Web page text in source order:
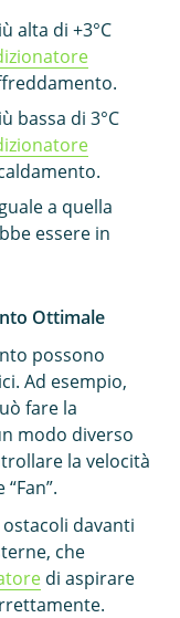
alta di +3°C
bassa di 3°C
a quella
essere in
Ottimale
possono
Ad esempio,
fare la
modo diverso
la velocità
davanti
che
di aspirare